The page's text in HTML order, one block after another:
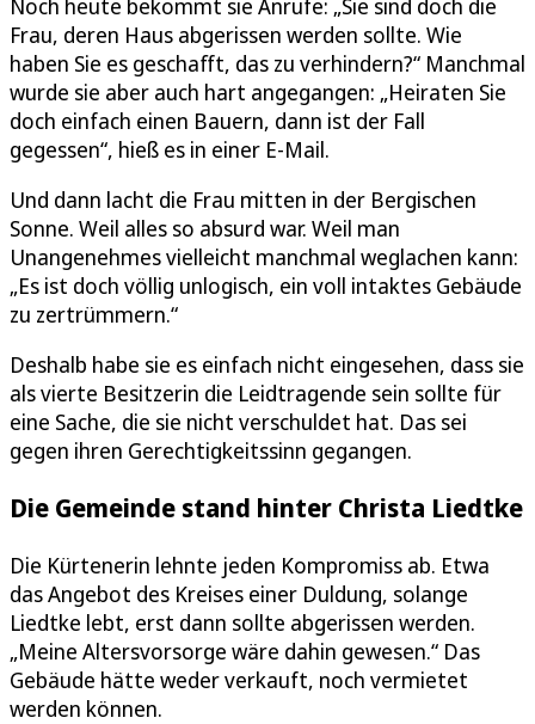
Noch heute bekommt sie Anrufe: „Sie sind doch die
Frau, deren Haus abgerissen werden sollte. Wie
haben Sie es geschafft, das zu verhindern?“ Manchmal
wurde sie aber auch hart angegangen: „Heiraten Sie
doch einfach einen Bauern, dann ist der Fall
gegessen“, hieß es in einer E-Mail.
Und dann lacht die Frau mitten in der Bergischen
Sonne. Weil alles so absurd war. Weil man
Unangenehmes vielleicht manchmal weglachen kann:
„Es ist doch völlig unlogisch, ein voll intaktes Gebäude
zu zertrümmern.“
Deshalb habe sie es einfach nicht eingesehen, dass sie
als vierte Besitzerin die Leidtragende sein sollte für
eine Sache, die sie nicht verschuldet hat. Das sei
gegen ihren Gerechtigkeitssinn gegangen.
Die Gemeinde stand hinter Christa Liedtke
Die Kürtenerin lehnte jeden Kompromiss ab. Etwa
das Angebot des Kreises einer Duldung, solange
Liedtke lebt, erst dann sollte abgerissen werden.
„Meine Altersvorsorge wäre dahin gewesen.“ Das
Gebäude hätte weder verkauft, noch vermietet
werden können.